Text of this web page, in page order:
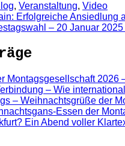
, Veranstaltung, Video
Erfolgreiche Ansiedlung
– 20 Januar
Montagsgesellschaft
– Wie
– Weihnachtsgrüße der
Essen der
Ein Abend voller